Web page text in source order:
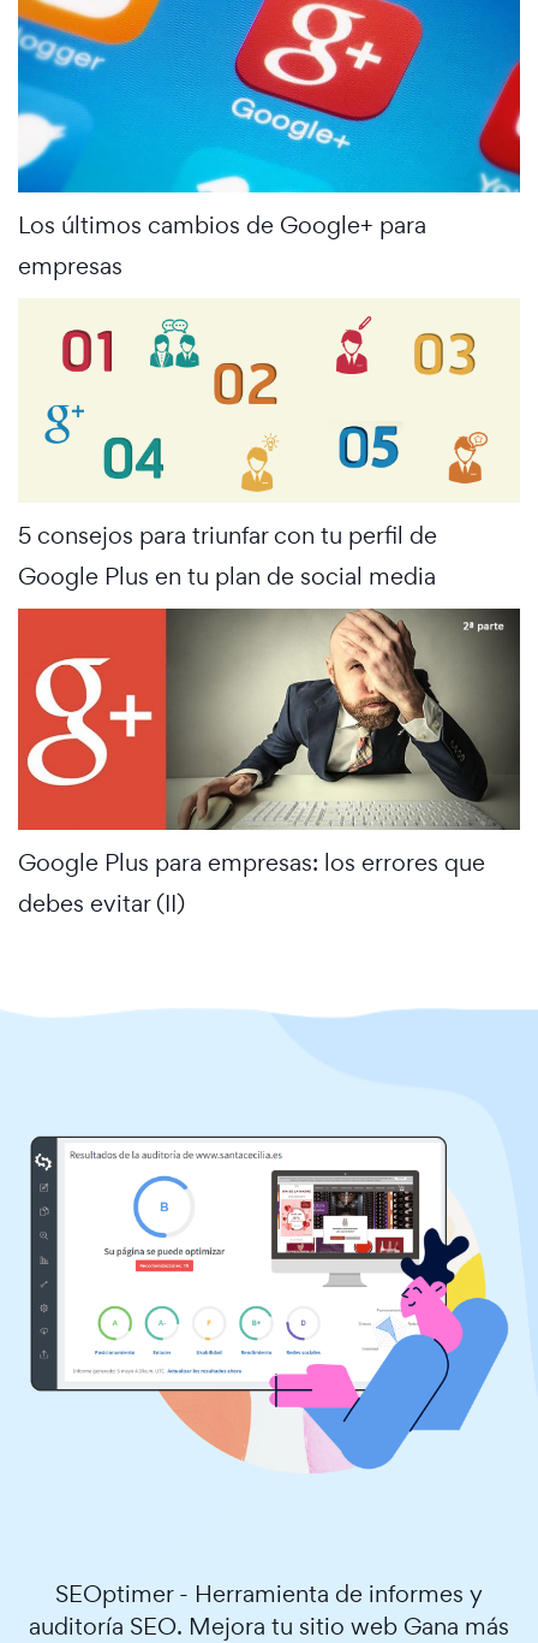
Los últimos cambios de Google+ para
empresas
5 consejos para triunfar con tu perfil de
Google Plus en tu plan de social media
Google Plus para empresas: los errores que
debes evitar (II)
SEOptimer - Herramienta de informes y
auditoría SEO. Mejora tu sitio web Gana más